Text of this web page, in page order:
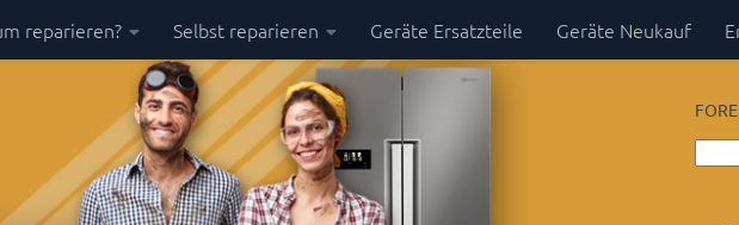
reparieren? Selbst reparieren Geräte Ersatzteile Geräte Neukauf